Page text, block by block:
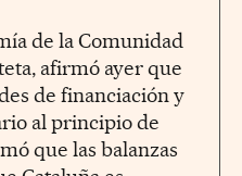
de la Comunidad
afirmó ayer que
de financiación y
al principio de
que las balanzas